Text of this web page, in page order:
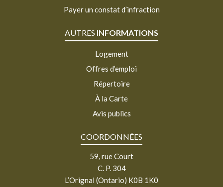
Payer un constat d’infraction
AUTRES INFORMATIONS
Logement
Offres d’emploi
Répertoire
À la Carte
Avis publics
COORDONNÉES
59, rue Court
C. P. 304
L’Orignal (Ontario) K0B 1K0